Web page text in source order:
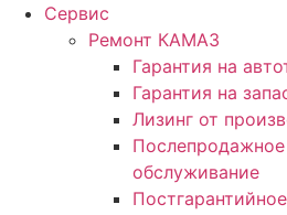
Сервис
Ремонт КАМАЗ
Гарантия на
Гарантия на
Лизинг от
обслуживание